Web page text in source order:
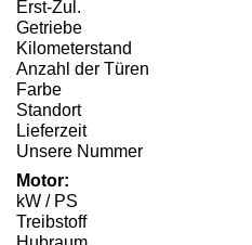
Erst-Zul.
Getriebe
Kilometerstand
Anzahl der Türen
Farbe
Standort
Lieferzeit
Unsere Nummer
Motor:
kW / PS
Treibstoff